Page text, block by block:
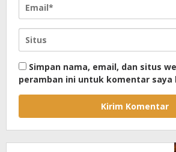
Simpan nama, email, dan situs
peramban ini untuk komentar saya